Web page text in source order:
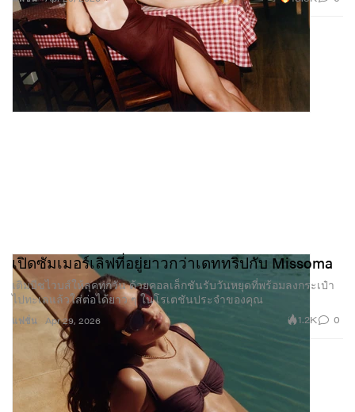
แฟชั่น
เปิดซัมเมอร์เลิฟที่อยู่ยาวกว่าเดททริปกับ Missoma
เติมบีชไวบส์ให้ลุคทุกวัน ด้วยคอลเล็กชันรับวันหยุดที่พร้อมลงกระเป๋า
ไปทะเลแล้วใส่ต่อได้ยาว ๆ ในโรเตชันประจำของคุณ
Apr 29, 2026 1.2K 0